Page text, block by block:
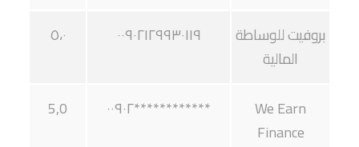
بروفيت للوساطة
المالية
٠٠٩٠٢١٢٩٩٣٠١١٩ ٥،٠
We Earn
Finance
************٠٠٩٠٢ 5,0